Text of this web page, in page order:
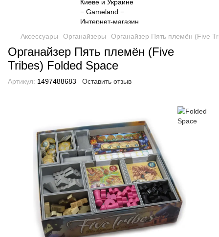
Аксессуары Органайзеры Органайзер Пять племён (Five
Органайзер Пять племён (Five
Tribes) Folded Space
Артикул: 1497488683 Оставить отзыв